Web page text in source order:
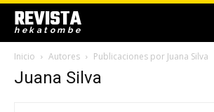
REVISTA
hekatombe
Inicio Autores Publicaciones por Juana Silva
Juana Silva